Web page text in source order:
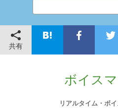
共有
ボイス
リアルタイム・ボ